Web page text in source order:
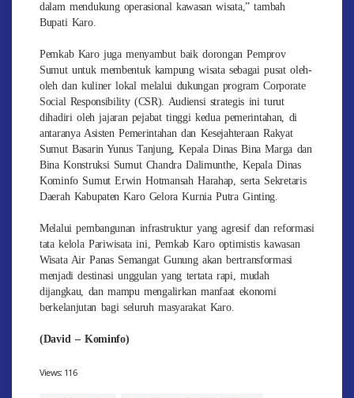
dalam mendukung operasional kawasan wisata,” tambah
Bupati Karo.
Pemkab Karo juga menyambut baik dorongan Pemprov
Sumut untuk membentuk kampung wisata sebagai pusat oleh-
oleh dan kuliner lokal melalui dukungan program Corporate
Social Responsibility (CSR). Audiensi strategis ini turut
dihadiri oleh jajaran pejabat tinggi kedua pemerintahan, di
antaranya Asisten Pemerintahan dan Kesejahteraan Rakyat
Sumut Basarin Yunus Tanjung, Kepala Dinas Bina Marga dan
Bina Konstruksi Sumut Chandra Dalimunthe, Kepala Dinas
Kominfo Sumut Erwin Hotmansah Harahap, serta Sekretaris
Daerah Kabupaten Karo Gelora Kurnia Putra Ginting.
Melalui pembangunan infrastruktur yang agresif dan reformasi
tata kelola Pariwisata ini, Pemkab Karo optimistis kawasan
Wisata Air Panas Semangat Gunung akan bertransformasi
menjadi destinasi unggulan yang tertata rapi, mudah
dijangkau, dan mampu mengalirkan manfaat ekonomi
berkelanjutan bagi seluruh masyarakat Karo.
(David – Kominfo)
Views: 116